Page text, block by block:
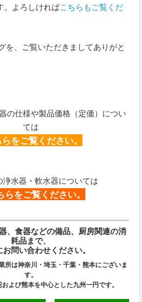
。よろしければこちらもご覧くだ
を、ご覧いただきましてありがと
の仕様や製品価格（定価）につい
ては
をご覧ください。
水器・軟水器については
らをご覧ください。
、食器などの備品、厨房関連の消
耗品まで、
問い合わせください。
所は神奈川・埼玉・千葉・熊本にございま
す。
よび熊本を中心とした九州一円です。